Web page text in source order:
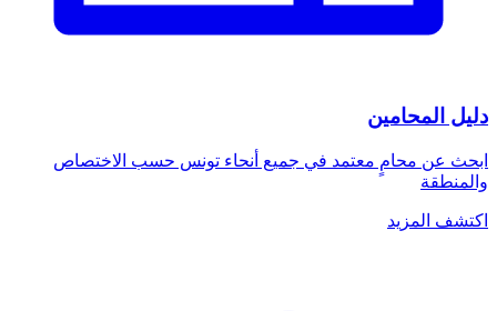
دليل المحامين
ابحث عن محامٍ معتمد في جميع أنحاء تونس حسب الاختصاص
والمنطقة
اكتشف المزيد